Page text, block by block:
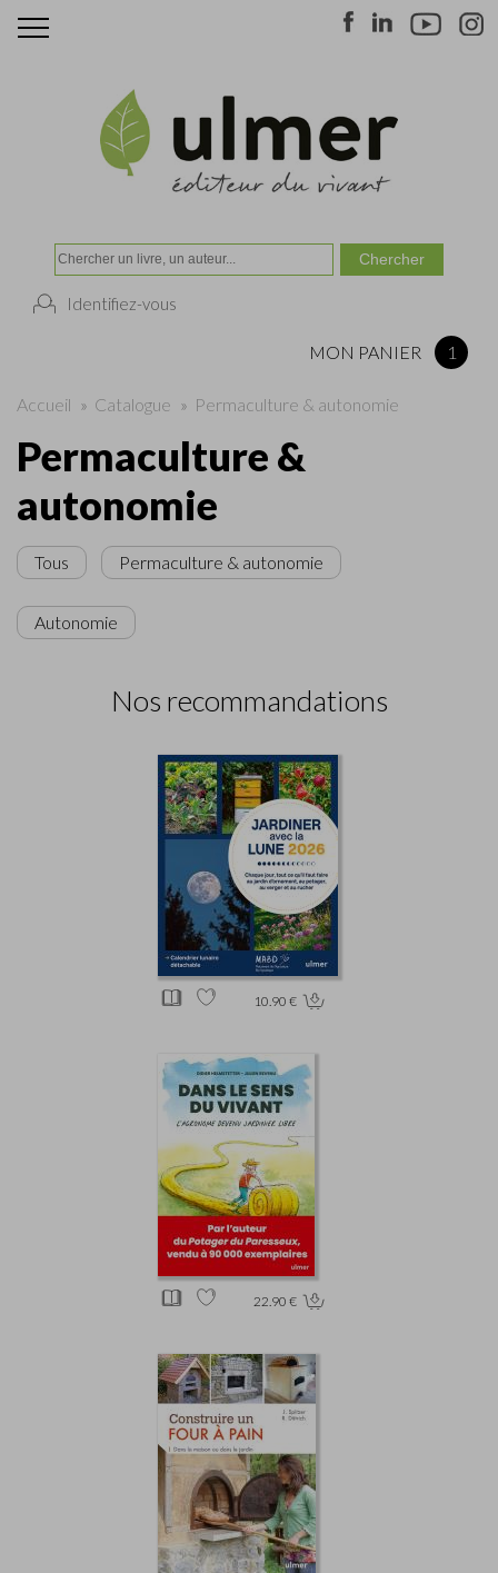
Identifiez-vous
MON PANIER 1
Accueil » Catalogue » Permaculture & autonomie
Permaculture &
autonomie
Tous Permaculture & autonomie
Autonomie
Nos recommandations
10.90 €
22.90 €